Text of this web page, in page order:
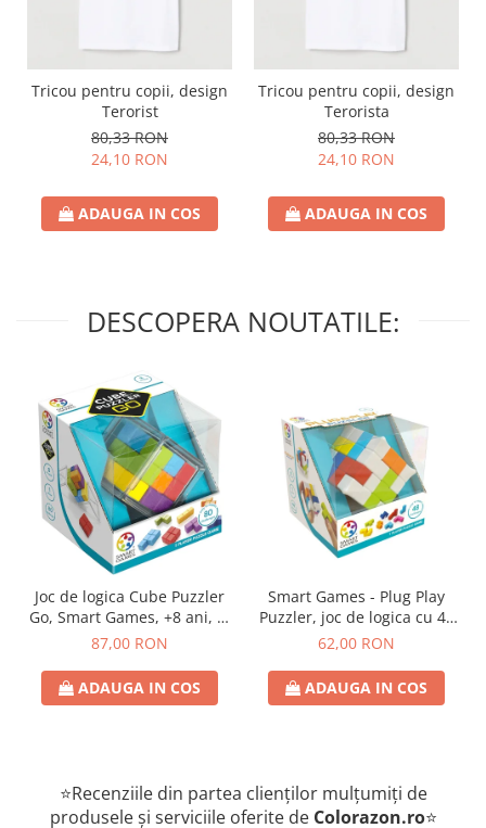
Tricou pentru copii, design
Terorist
80,33 RON
24,10 RON
ADAUGA IN COS
Tricou pentru copii, design
Terorista
80,33 RON
24,10 RON
ADAUGA IN COS
DESCOPERA NOUTATILE:
Joc de logica Cube Puzzler
Go, Smart Games, +8 ani, lb
romana
87,00 RON
ADAUGA IN COS
Smart Games - Plug Play
Puzzler, joc de logica cu 48
de provocari, 6+ ani, lb
62,00 RON
ADAUGA IN COS
⭐Recenziile din partea clienților mulțumiți de
produsele și serviciile oferite de Colorazon.ro⭐